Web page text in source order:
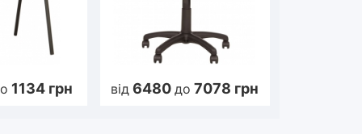
1134 грн від 6480 до 7078 грн